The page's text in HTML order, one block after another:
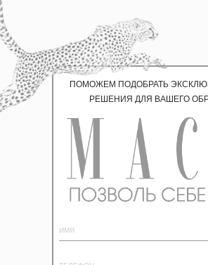
ПОМОЖЕМ ПОДОБРАТЬ
РЕШЕНИЯ ДЛЯ ВАШЕГО